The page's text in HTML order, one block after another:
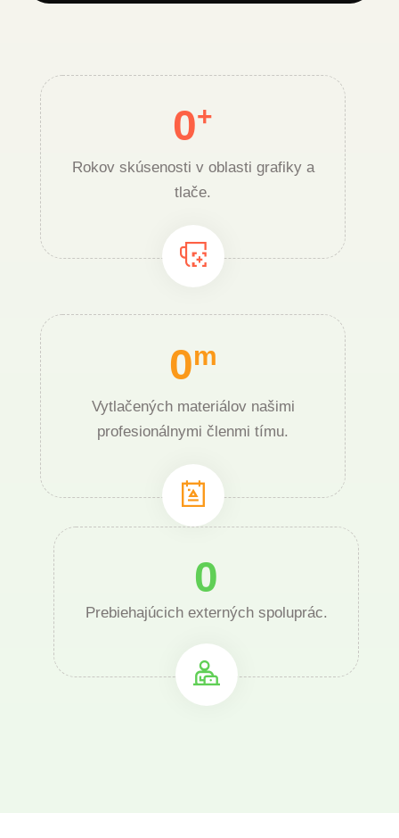
0+
Rokov skúsenosti v oblasti grafiky a
tlače.
0m
Vytlačených materiálov našimi
profesionálnymi členmi tímu.
0
Prebiehajúcich externých spoluprác.